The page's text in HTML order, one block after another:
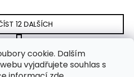
cookie. Dalším
vyjadřujete souhlas s
O
v
12 DALŠÍCH
S
r
á
celkem
NAHORU